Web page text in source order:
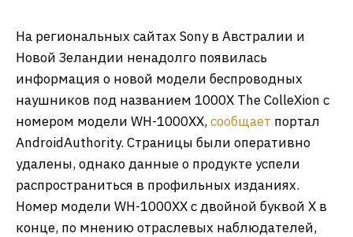
На региональных сайтах Sony в Австралии и
Новой Зеландии ненадолго появилась
информация о новой модели беспроводных
наушников под названием 1000X The ColleXion с
номером модели WH-1000XX,сообщает портал
AndroidAuthority. Страницы были оперативно
удалены, однако данные о продукте успели
распространиться в профильных изданиях.
Номер модели WH-1000XX с двойной буквой X в
конце, по мнению отраслевых наблюдателей,